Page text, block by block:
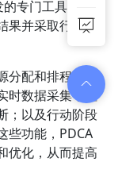
专门工具，旨
果并采取行动，
配和排程功
时数据采集；检
；以及行动阶段
些功能，PDCA
优化，从而提高